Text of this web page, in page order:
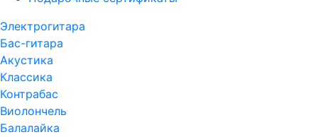
Электрогитара
Бас-гитара
Акустика
Классика
Контрабас
Виолончель
Балалайка